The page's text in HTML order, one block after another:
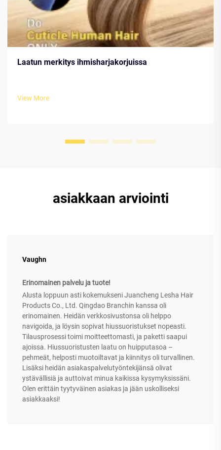
Laatun merkitys ihmisharjakorjuissa
View More
asiakkaan arviointi
Vaughn
Erinomainen palvelu ja tuote!
Alusta loppuun asti kokemukseni Juancheng Lesha Hair
Products Co., Ltd. Qingdao Branchin kanssa oli
erinomainen. Heidän verkkosivustonsa oli helppo
navigoida, ja löysin sopivat hiussuoristukset nopeasti.
Tilausprosessi toimi moitteettomasti, ja paketti saapui
ajoissa. Hiussuoristusten laatu on huipputasoa –
pehmeät, helposti muotoiltavat ja kiinnitys oli turvallinen.
Lisäksi heidän asiakaspalvelutyöntekijänsä olivat
ystävällisiä ja auttoivat minua kaikissa kysymyksissäni.
Olen erittäin tyytyväinen asiakas ja jään uskolliseksi
asiakkaaksi!